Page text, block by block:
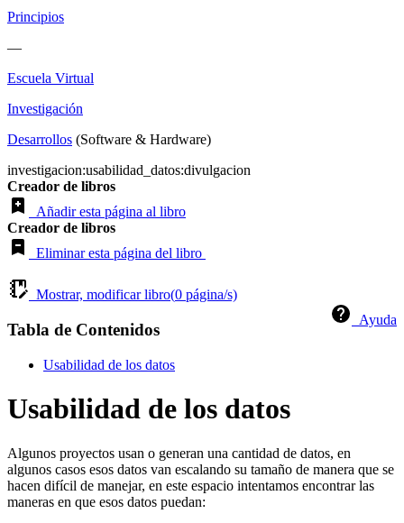
Principios
—
Escuela Virtual
Investigación
Desarrollos (Software & Hardware)
investigacion:usabilidad_datos:divulgacion
Creador de libros
Añadir esta página al libro
Creador de libros
Eliminar esta página del libro
Mostrar, modificar libro(0 página/s)
Ayuda
Tabla de Contenidos
Usabilidad de los datos
Usabilidad de los datos
Algunos proyectos usan o generan una cantidad de datos, en
algunos casos esos datos van escalando su tamaño de manera que se
hacen difícil de manejar, en este espacio intentamos encontrar las
maneras en que esos datos puedan: